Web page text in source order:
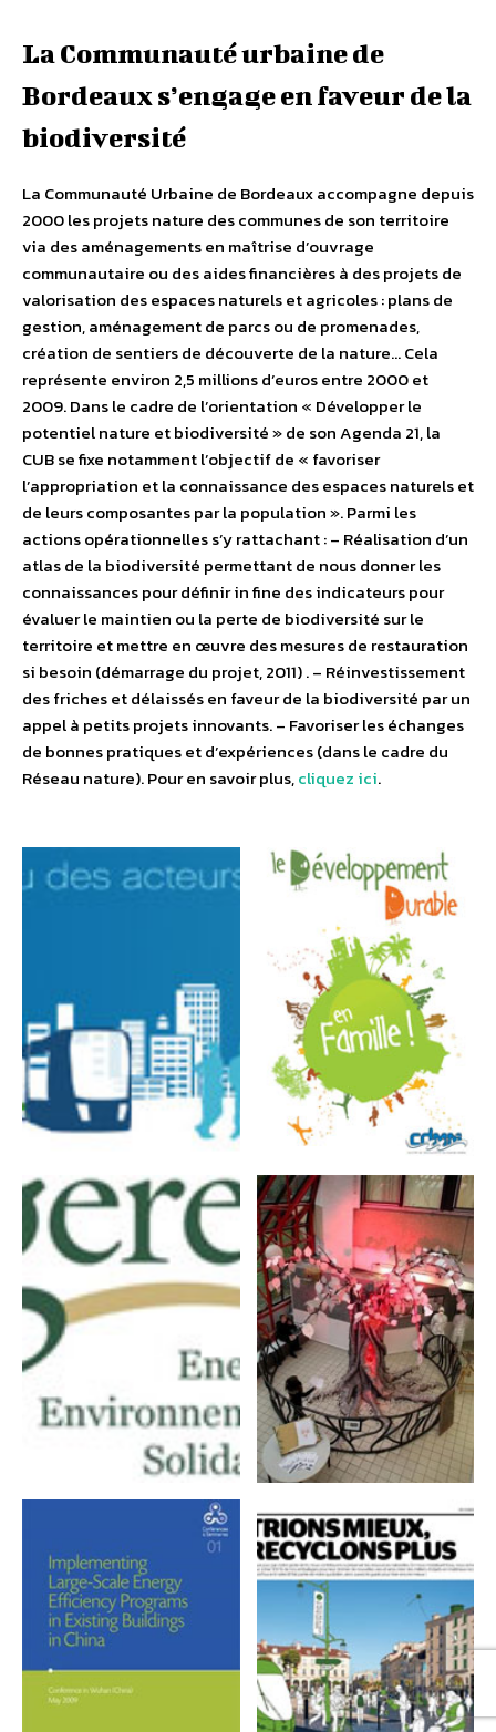
La Communauté urbaine de
Bordeaux s’engage en faveur de la
biodiversité
La Communauté Urbaine de Bordeaux accompagne depuis
2000 les projets nature des communes de son territoire
via des aménagements en maîtrise d’ouvrage
communautaire ou des aides financières à des projets de
valorisation des espaces naturels et agricoles : plans de
gestion, aménagement de parcs ou de promenades,
création de sentiers de découverte de la nature… Cela
représente environ 2,5 millions d’euros entre 2000 et
2009. Dans le cadre de l’orientation « Développer le
potentiel nature et biodiversité » de son Agenda 21, la
CUB se fixe notamment l’objectif de « favoriser
l’appropriation et la connaissance des espaces naturels et
de leurs composantes par la population ». Parmi les
actions opérationnelles s’y rattachant : – Réalisation d’un
atlas de la biodiversité permettant de nous donner les
connaissances pour définir in fine des indicateurs pour
évaluer le maintien ou la perte de biodiversité sur le
territoire et mettre en œuvre des mesures de restauration
si besoin (démarrage du projet, 2011) . – Réinvestissement
des friches et délaissés en faveur de la biodiversité par un
appel à petits projets innovants. – Favoriser les échanges
de bonnes pratiques et d’expériences (dans le cadre du
Réseau nature). Pour en savoir plus,cliquez ici.